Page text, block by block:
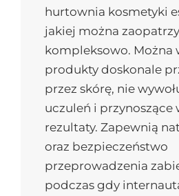
hurtownia kosmetyki
jakiej można
kompleksowo. Można
produkty doskonale
przez skórę, nie
uczuleń i przynoszące
rezultaty. Zapewnią
oraz bezpieczeństwo
przeprowadzenia
podczas gdy